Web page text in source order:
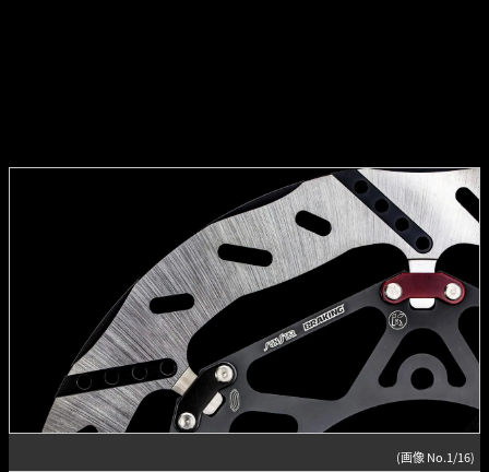
(画像 No.1/16)